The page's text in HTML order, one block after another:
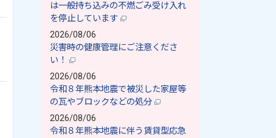
は一般持ち込みの不燃ごみ受け入れ
を停止しています
2026/08/06
災害時の健康管理にご注意くださ
い！
2026/08/06
令和８年熊本地震で被災した家屋等
の瓦やブロックなどの処分
2026/08/06
令和８年熊本地震に伴う賃貸型応急